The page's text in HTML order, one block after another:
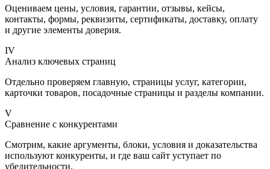
Оцениваем цены, условия, гарантии, отзывы, кейсы,
контакты, формы, реквизиты, сертификаты, доставку, оплату
и другие элементы доверия.
IV
Анализ ключевых страниц
Отдельно проверяем главную, страницы услуг, категории,
карточки товаров, посадочные страницы и разделы компании.
V
Сравнение с конкурентами
Смотрим, какие аргументы, блоки, условия и доказательства
используют конкуренты, и где ваш сайт уступает по
убедительности.